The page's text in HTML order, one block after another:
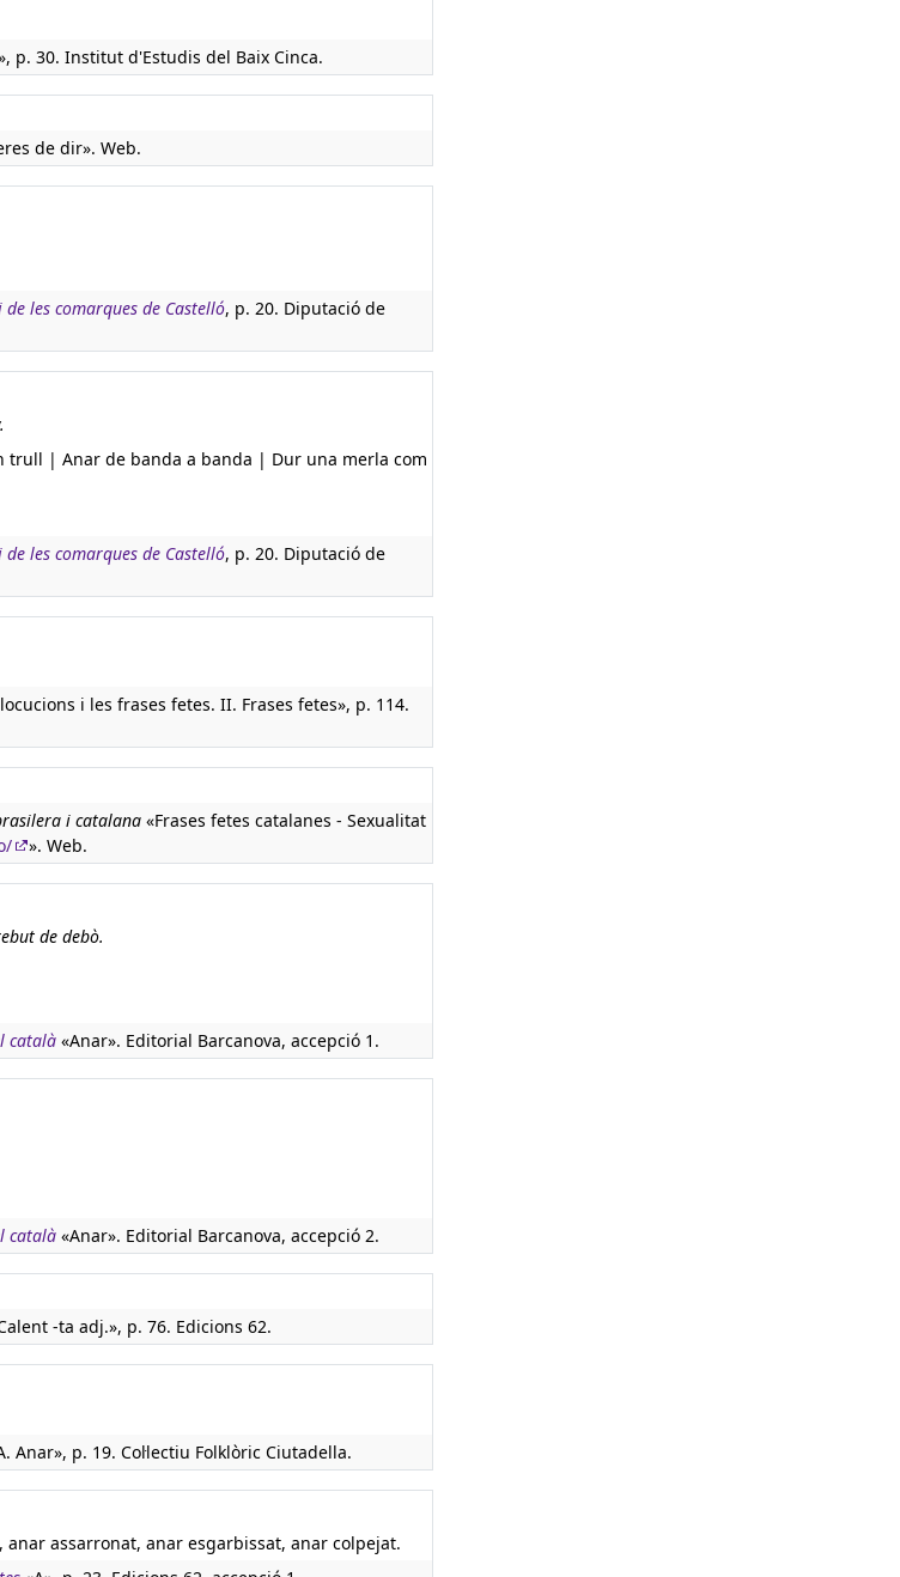
p. 30. Institut d'Estudis del Baix Cinca.
de dir». Web.
les comarques de Castelló, p. 20. Diputació de
trull | Anar de banda a banda | Dur una merla com
les comarques de Castelló, p. 20. Diputació de
i les frases fetes. II. Frases fetes», p. 114.
i catalana «Frases fetes catalanes - Sexualitat
». Web.
de debò.
català «Anar». Editorial Barcanova, accepció 1.
català «Anar». Editorial Barcanova, accepció 2.
-ta adj.», p. 76. Edicions 62.
Anar», p. 19. Col·lectiu Folklòric Ciutadella.
assarronat, anar esgarbissat, anar colpejat.